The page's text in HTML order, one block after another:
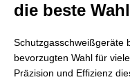
die beste
Schutzgasschweißgeräte
bevorzugten Wahl für
Präzision und Effizienz